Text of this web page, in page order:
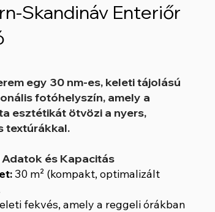
Skandináv Enteriőr
egy 30 nm-es, keleti tájolású
fotóhelyszín, amely a
esztétikát ötvözi a nyers,
textúrákkal.
Adatok és Kapacitás
30 m² (kompakt, optimalizált
fekvés, amely a reggeli órákban